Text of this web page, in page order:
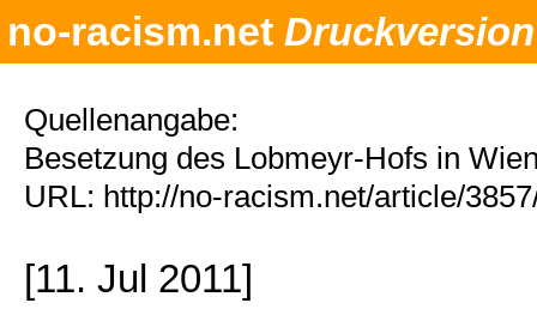
no-racism.net Druckversion
Quellenangabe:
Besetzung des Lobmeyr-Hofs in
URL: http://no-racism.net/article/
[11. Jul 2011]